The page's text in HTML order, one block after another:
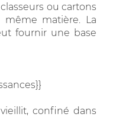
ou cartons
même matière. La
fournir une base
confiné dans